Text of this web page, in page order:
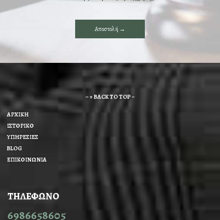
– ↑ BACK TO TOP –
ΑΡΧΙΚΗ
ΙΣΤΟΡΙΚΟ
ΥΠΗΡΕΣΙΕΣ
BLOG
ΕΠΙΚΟΙΝΩΝΙΑ
ΤΗΛΕΦΩΝΟ
6986658605